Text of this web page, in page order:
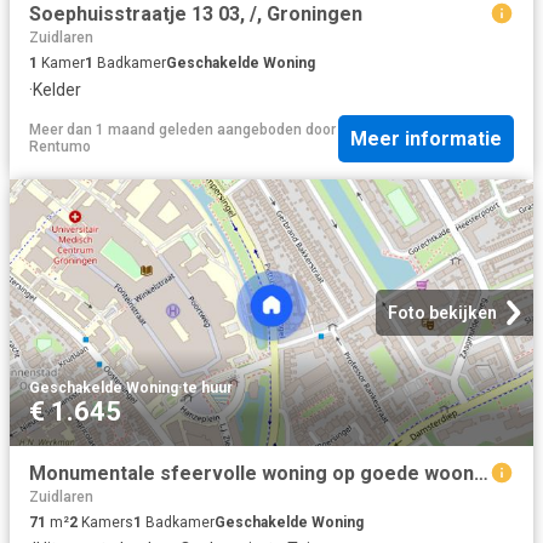
Soephuisstraatje 13 03, /, Groningen
Zuidlaren
1 Kamer1 BadkamerGeschakelde Woning
·Kelder
Meer dan 1 maand geleden aangeboden door
Rentumo
Meer informatie
Foto bekijken
Geschakelde Woning·te huur
€ 1.645
Monumentale sfeervolle woning op goede woonstand!
Zuidlaren
71 m²2 Kamers1 BadkamerGeschakelde Woning